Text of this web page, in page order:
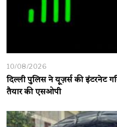
10/08/2026
दिल्ली पुलिस ने यूज़र्स की इंटरनेट
तैयार की एसओपी